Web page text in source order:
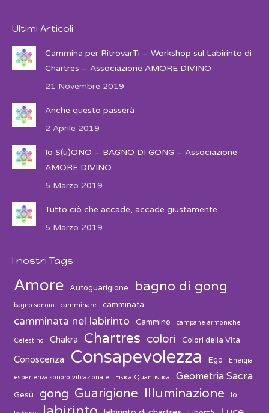
Ultimi Articoli
Cammina per RitrovarTi – Workshop sul Labirinto di
Chartres – Associazione AMORE DIVINO
21 Novembre 2019
Anche questo passerà
2 Aprile 2019
Io S(u)ONO – BAGNO DI GONG – Associazione
AMORE DIVINO
5 Marzo 2019
Tutto ciò che accade, accade giustamente
5 Marzo 2019
I nostri Tags
Amore Autoguarigione bagno di gong
bagno sonoro camminare camminata
camminata nel labirinto Cammino campane armoniche
Celestino Chakra Chartres colori Colori della Vita
Conoscenza Consapevolezza Ego Energia
esperienza sonoro vibrazionale Fisica Quantistica Geometria Sacra
Gesù gong Guarigione Illuminazione Io